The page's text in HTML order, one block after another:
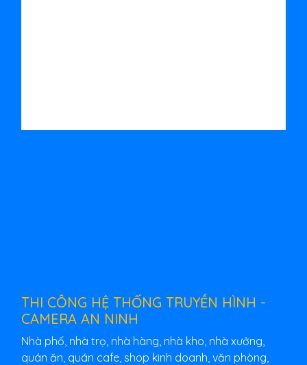
THI CÔNG HỆ THỐNG TRUYỀN HÌNH -
CAMERA AN NINH
Nhà phố, nhà trọ, nhà hàng, nhà kho, nhà xưởng,
quán ăn, quán cafe, shop kinh doanh, văn phòng,